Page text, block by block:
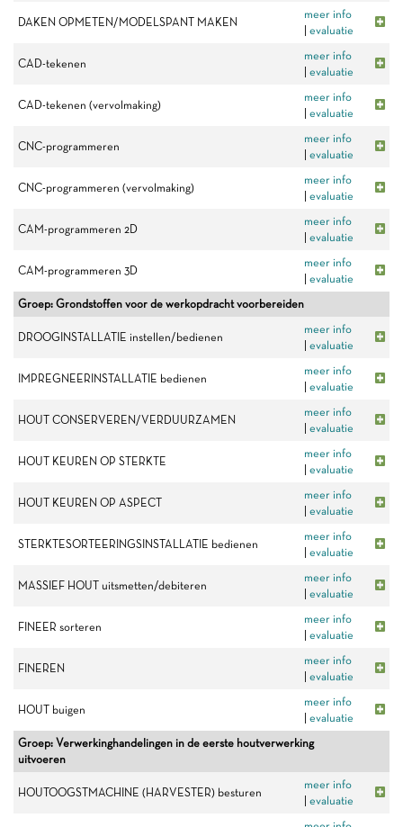
DAKEN OPMETEN/MODELSPANT MAKEN
meer info
evaluatie
CAD-tekenen
meer info
evaluatie
CAD-tekenen (vervolmaking)
meer info
evaluatie
CNC-programmeren
meer info
evaluatie
CNC-programmeren (vervolmaking)
meer info
evaluatie
CAM-programmeren 2D
meer info
evaluatie
CAM-programmeren 3D
meer info
evaluatie
Groep: Grondstoffen voor de werkopdracht voorbereiden
DROOGINSTALLATIE instellen/bedienen
meer info
evaluatie
IMPREGNEERINSTALLATIE bedienen
meer info
evaluatie
HOUT CONSERVEREN/VERDUURZAMEN
meer info
evaluatie
HOUT KEUREN OP STERKTE
meer info
evaluatie
HOUT KEUREN OP ASPECT
meer info
evaluatie
STERKTESORTEERINGSINSTALLATIE bedienen
meer info
evaluatie
MASSIEF HOUT uitsmetten/debiteren
meer info
evaluatie
FINEER sorteren
meer info
evaluatie
FINEREN
meer info
evaluatie
HOUT buigen
meer info
evaluatie
Groep: Verwerkinghandelingen in de eerste houtverwerking
uitvoeren
HOUTOOGSTMACHINE (HARVESTER) besturen
meer info
evaluatie